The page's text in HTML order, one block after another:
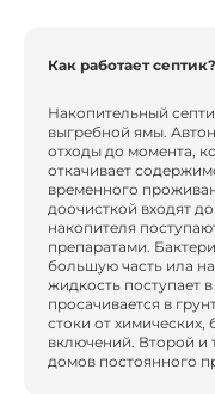
Как работает септик?
Накопительный
выгребной ямы.
отходы до момента,
откачивает
временного
доочисткой входят
накопителя
препаратами.
большую часть ила на
жидкость поступает
просачивается в
стоки от химических,
включений. Второй и
домов постоянного